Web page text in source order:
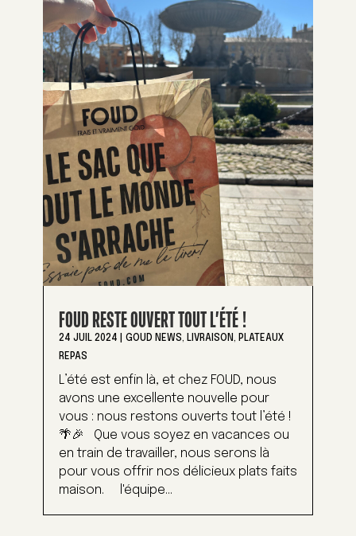
FOUD RESTE OUVERT TOUT L’ÉTÉ !
24 JUIL 2024 GOUD NEWS, LIVRAISON, PLATEAUX
REPAS
L’été est enfin là, et chez FOUD, nous
avons une excellente nouvelle pour
vous : nous restons ouverts tout l’été !
🌴🎉 Que vous soyez en vacances ou
en train de travailler, nous serons là
pour vous offrir nos délicieux plats faits
maison. l'équipe...